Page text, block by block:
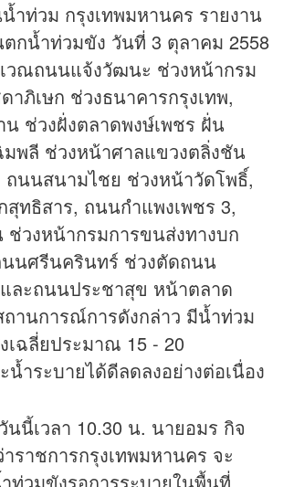
ำท่วม กรุงเทพมหานคร รายงาน
กน้ำท่วมขัง วันที่ 3 ตุลาคม 2558
วณถนนแจ้งวัฒนะ ช่วงหน้ากรม
ภิเษก ช่วงธนาคารกรุงเทพ,
น ช่วงฝั่งตลาดพงษ์เพชร ฝั่น
พลี ช่วงหน้าศาลแขวงตลิ่งชัน
ถนนสนามไชย ช่วงหน้าวัดโพธิ์,
ทธิสาร, ถนนกำแพงเพชร 3,
วงหน้ากรมการขนส่งทางบก
นศรีนครินทร์ ช่วงตัดถนน
ละถนนประชาสุข หน้าตลาด
านการณ์การดังกล่าว มีน้ำท่วม
เฉลี่ยประมาณ 15 - 20
น้ำระบายได้ดีลดลงอย่างต่อเนื่อง
นนี้เวลา 10.30 น. นายอมร กิจ
าราชการกรุงเทพมหานคร จะ